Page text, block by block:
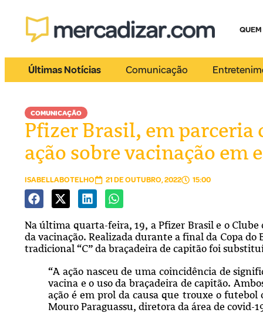
Últimas Notícias Comunicação
COMUNICAÇÃO
Pfizer Brasil, em parceria
ação sobre vacinação em
ISABELLABOTELHO 21 DE OUTUBRO, 2022 15:00
Na última quarta-feira, 19, a Pfizer Brasil e o
da vacinação. Realizada durante a final da Copa
tradicional “C” da braçadeira de capitão foi
“A ação nasceu de uma coincidência de
vacina e o uso da braçadeira de capitão.
ação é em prol da causa que trouxe o futebol
Mouro Paraguassu, diretora da área de covid-